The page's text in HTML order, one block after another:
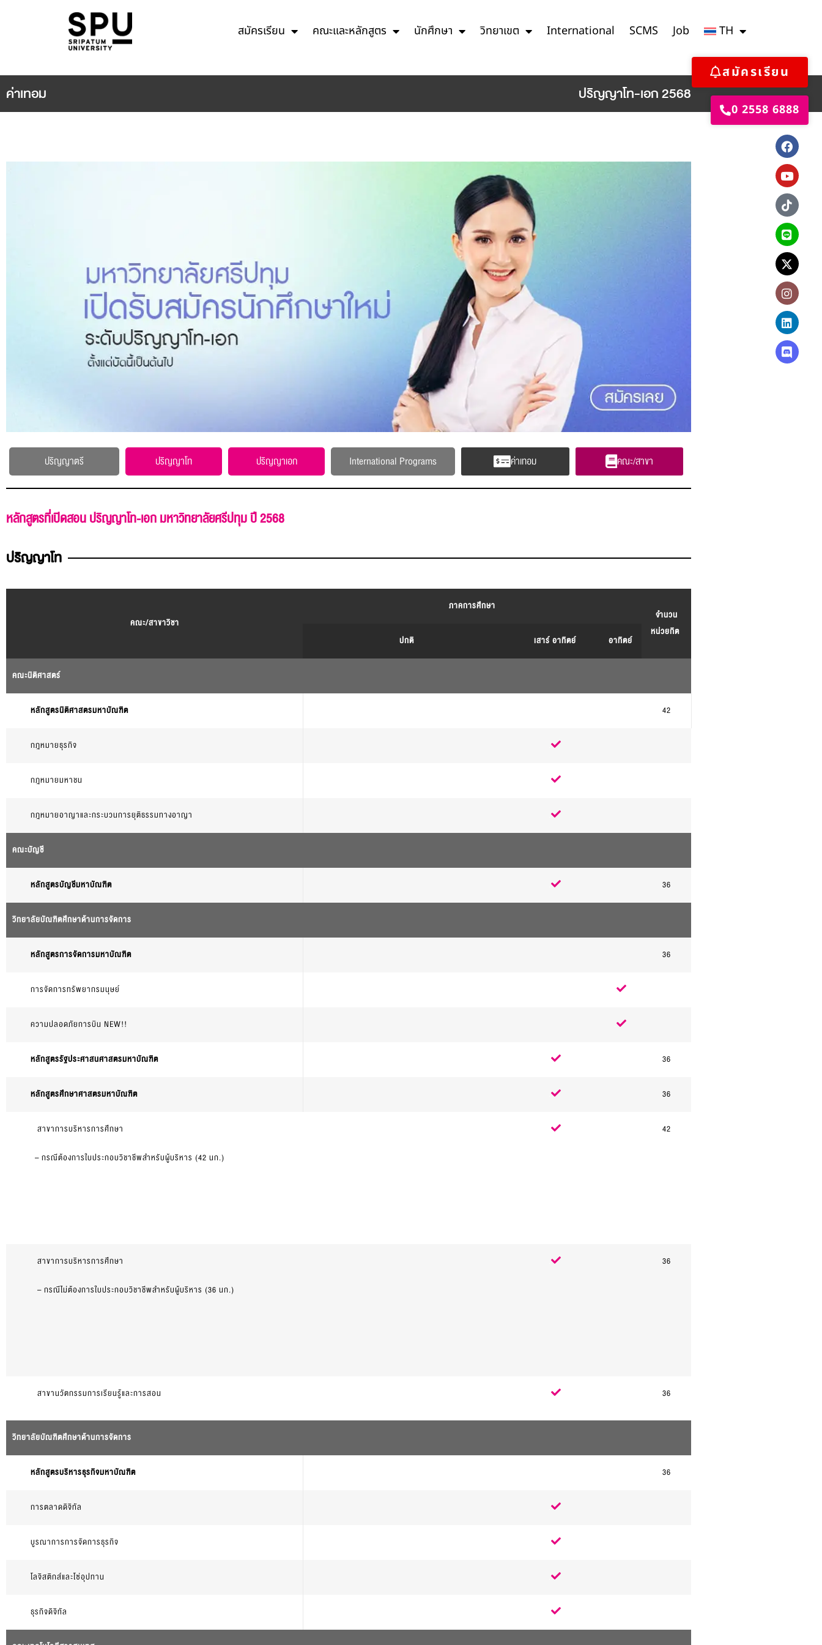
สมัครเรียน คณะและหลักสูตร นักศึกษา วิทยาเขต International SCMS Job TH
สมัครเรียน
0 2558 6888
ค่าเทอม ปริญญาโท-เอก 2568
ปริญญาตรี ปริญญาโท ปริญญาเอก International Programs ค่าเทอม คณะ/สาขา
หลักสูตรที่เปิดสอน ปริญญาโท-เอก มหาวิทยาลัยศรีปทุม ปี 2568
ปริญญาโท
คณะ/สาขาวิชา
ภาคการศึกษา
จำนวน
หน่วยกิต
ปกติ เสาร์ อาทิตย์ อาทิตย์
คณะนิติศาสตร์
หลักสูตรนิติศาสตรมหาบัณฑิต 42
กฎหมายธุรกิจ
กฎหมายมหาชน
กฎหมายอาญาและกระบวนการยุติธรรมทางอาญา
คณะบัญชี
หลักสูตรบัญชีมหาบัณฑิต 36
วิทยาลัยบัณฑิตศึกษาด้านการจัดการ
หลักสูตรการจัดการมหาบัณฑิต 36
การจัดการทรัพยากรมนุษย์
ความปลอดภัยการบิน NEW!!
หลักสูตรรัฐประศาสนศาสตรมหาบัณฑิต 36
หลักสูตรศึกษาศาสตรมหาบัณฑิต 36
สาขาการบริหารการศึกษา
– กรณีต้องการใบประกอบวิชาชีพสำหรับผู้บริหาร (42 นก.)
42
สาขาการบริหารการศึกษา
– กรณีไม่ต้องการใบประกอบวิชาชีพสำหรับผู้บริหาร (36 นก.)
36
สาขานวัตกรรมการเรียนรู้และการสอน 36
วิทยาลัยบัณฑิตศึกษาด้านการจัดการ
หลักสูตรบริหารธุรกิจมหาบัณฑิต 36
การตลาดดิจิทัล
บูรณาการการจัดการธุรกิจ
โลจิสติกส์และโซ่อุปทาน
ธุรกิจดิจิทัล